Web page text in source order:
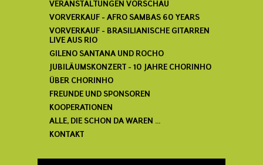
VERANSTALTUNGEN VORSCHAU
VORVERKAUF - AFRO SAMBAS 60 YEARS
VORVERKAUF - BRASILIANISCHE GITARREN
LIVE AUS RIO
GILENO SANTANA UND ROCHO
JUBILÄUMSKONZERT - 10 JAHRE CHORINHO
ÜBER CHORINHO
FREUNDE UND SPONSOREN
KOOPERATIONEN
ALLE, DIE SCHON DA WAREN ...
KONTAKT